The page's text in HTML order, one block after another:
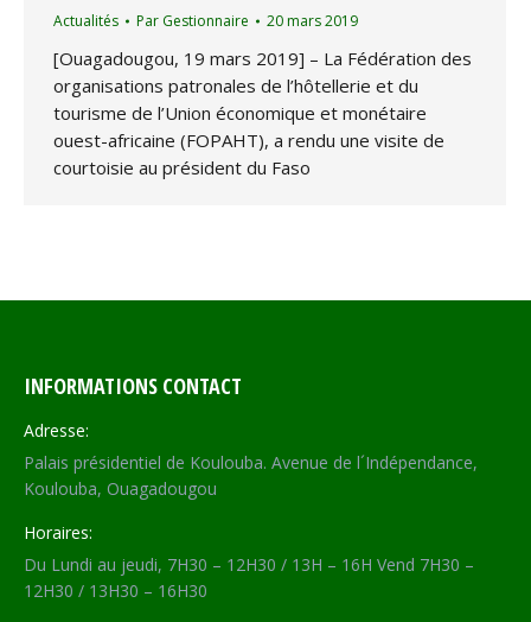
Actualités Par Gestionnaire 20 mars 2019
[Ouagadougou, 19 mars 2019] – La Fédération des
organisations patronales de l’hôtellerie et du
tourisme de l’Union économique et monétaire
ouest-africaine (FOPAHT), a rendu une visite de
courtoisie au président du Faso
INFORMATIONS CONTACT
Adresse:
Palais présidentiel de Koulouba. Avenue de l´Indépendance,
Koulouba, Ouagadougou
Horaires:
Du Lundi au jeudi, 7H30 – 12H30 / 13H – 16H Vend 7H30 –
12H30 / 13H30 – 16H30